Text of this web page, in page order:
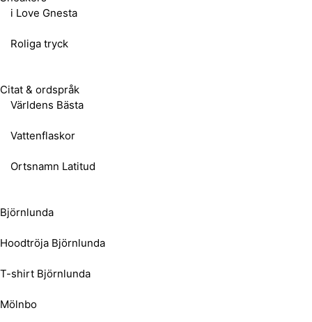
i Love Gnesta
Roliga tryck
Citat & ordspråk
Världens Bästa
Vattenflaskor
Ortsnamn Latitud
Björnlunda
Hoodtröja Björnlunda
T-shirt Björnlunda
Mölnbo